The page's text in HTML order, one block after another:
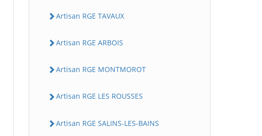
Artisan RGE TAVAUX
Artisan RGE ARBOIS
Artisan RGE MONTMOROT
Artisan RGE LES ROUSSES
Artisan RGE SALINS-LES-BAINS